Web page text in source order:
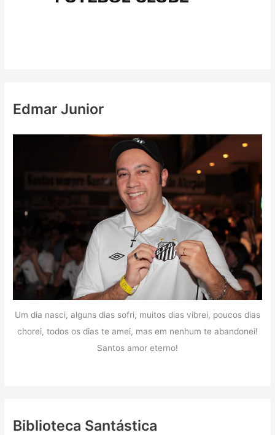
Edmar Junior
Um dia nasci, alguns dias sofri, muitos dias vibrei, poucos dias
chorei, todos os dias te amei, mas em nenhum te abandonei!
Santos amor eterno!
Biblioteca Santástica